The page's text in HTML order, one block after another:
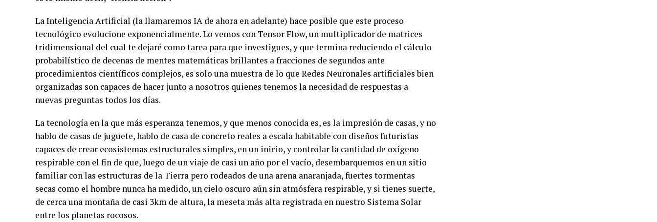
La Inteligencia Artificial (la llamaremos IA de ahora en adelante) hace posible que este proceso
tecnológico evolucione exponencialmente. Lo vemos con Tensor Flow, un multiplicador de matrices
tridimensional del cual te dejaré como tarea para que investigues, y que termina reduciendo el cálculo
probabilístico de decenas de mentes matemáticas brillantes a fracciones de segundos ante
procedimientos científicos complejos, es solo una muestra de lo que Redes Neuronales artificiales bien
organizadas son capaces de hacer junto a nosotros quienes tenemos la necesidad de respuestas a
nuevas preguntas todos los días.
La tecnología en la que más esperanza tenemos, y que menos conocida es, es la impresión de casas, y no
hablo de casas de juguete, hablo de casa de concreto reales a escala habitable con diseños futuristas
capaces de crear ecosistemas estructurales simples, en un inicio, y controlar la cantidad de oxígeno
respirable con el fin de que, luego de un viaje de casi un año por el vacío, desembarquemos en un sitio
familiar con las estructuras de la Tierra pero rodeados de una arena anaranjada, fuertes tormentas
secas como el hombre nunca ha medido, un cielo oscuro aún sin atmósfera respirable, y si tienes suerte,
de cerca una montaña de casi 3km de altura, la meseta más alta registrada en nuestro Sistema Solar
entre los planetas rocosos.